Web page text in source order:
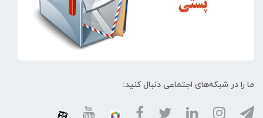
ما را در شبکه‌های اجتماعی دنبال کنید: